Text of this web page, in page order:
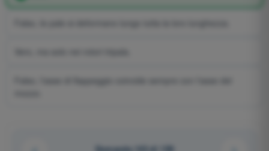
Falso, l'asse di flappeggio coincide sempre con l'asse del